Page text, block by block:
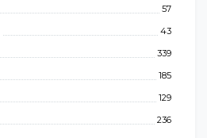
57
43
339
185
129
236